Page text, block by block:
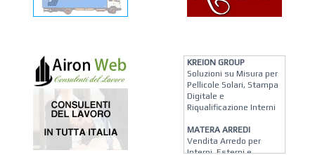
KREION GROUP
Soluzioni su Misura per
Pellicole Solari, Stampa
Digitale e
Riqualificazione Interni
MATERA ARREDI
Vendita Arredo per
Interni, Esterni e